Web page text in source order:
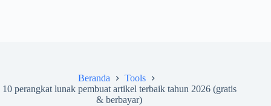
Beranda
Tools
10 perangkat lunak pembuat artikel terbaik tahun 2026 (gratis
& berbayar)